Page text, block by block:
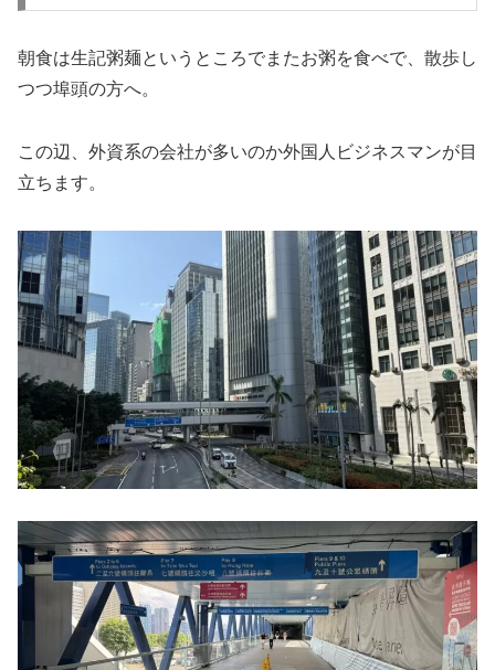
朝食は生記粥麺というところでまたお粥を食べで、散歩し
つつ埠頭の方へ。
この辺、外資系の会社が多いのか外国人ビジネスマンが目
立ちます。